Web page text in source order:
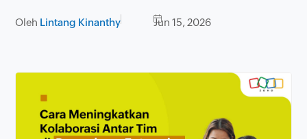
Oleh Lintang Kinanthy Jun 15, 2026